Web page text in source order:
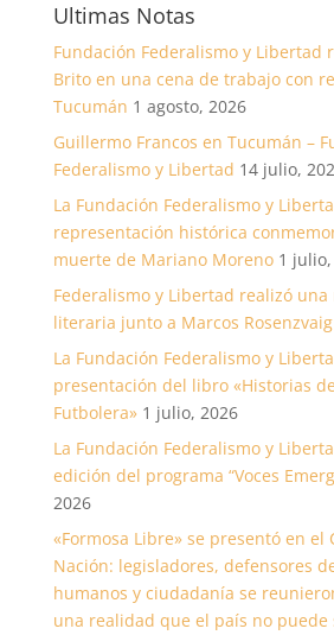
Ultimas Notas
Fundación Federalismo y Libertad
Brito en una cena de trabajo con
Tucumán 1 agosto, 2026
Guillermo Francos en Tucumán –
Federalismo y Libertad 14 julio,
La Fundación Federalismo y
representación histórica
muerte de Mariano Moreno 1
Federalismo y Libertad realizó
literaria junto a Marcos Rosenzvaig
La Fundación Federalismo y
presentación del libro «Historias
Futbolera» 1 julio, 2026
La Fundación Federalismo y
edición del programa “Voces
2026
«Formosa Libre» se presentó en el
Nación: legisladores, defensores
humanos y ciudadanía se
una realidad que el país no